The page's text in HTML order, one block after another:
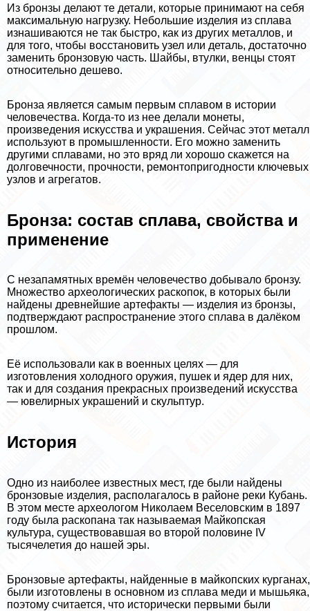
Из бронзы делают те детали, которые принимают на себя
максимальную нагрузку. Небольшие изделия из сплава
изнашиваются не так быстро, как из других металлов, и
для того, чтобы восстановить узел или деталь, достаточно
заменить бронзовую часть. Шайбы, втулки, венцы стоят
относительно дешево.
Бронза является самым первым сплавом в истории
человечества. Когда-то из нее делали монеты,
произведения искусства и украшения. Сейчас этот металл
используют в промышленности. Его можно заменить
другими сплавами, но это вряд ли хорошо скажется на
долговечности, прочности, ремонтопригодности ключевых
узлов и агрегатов.
Бронза: состав сплава, свойства и
применение
С незапамятных времён человечество добывало бронзу.
Множество археологических раскопок, в которых были
найдены древнейшие артефакты — изделия из бронзы,
подтверждают распространение этого сплава в далёком
прошлом.
Её использовали как в военных целях — для
изготовления холодного оружия, пушек и ядер для них,
так и для создания прекрасных произведений искусства
— ювелирных украшений и скульптур.
История
Одно из наиболее известных мест, где были найдены
бронзовые изделия, располагалось в районе реки Кубань.
В этом месте археологом Николаем Веселовским в 1897
году была раскопана так называемая Майкопская
культура, существовавшая во второй половине IV
тысячелетия до нашей эры.
Бронзовые артефакты, найденные в майкопских курганах,
были изготовлены в основном из сплава меди и мышьяка,
поэтому считается, что исторически первыми были